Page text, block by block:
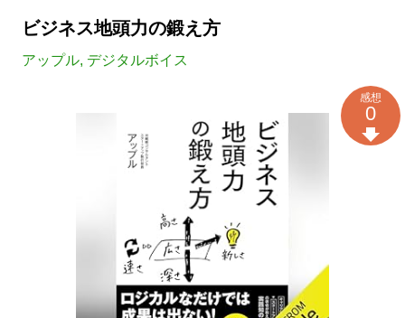
ビジネス地頭力の鍛え方
アップル, デジタルボイス
感想
0